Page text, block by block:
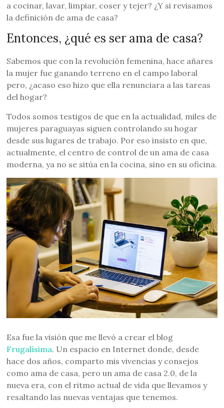
a cocinar, lavar, limpiar, coser y tejer? ¿Y si revisamos
la definición de ama de casa?
Entonces, ¿qué es ser ama de casa?
Sabemos que con la revolución femenina, hace añares
la mujer fue ganando terreno en el campo laboral
pero, ¿acaso eso hizo que ella renunciara a las tareas
del hogar?
Todos somos testigos de que en la actualidad, miles de
mujeres paraguayas siguen controlando su hogar
desde sus lugares de trabajo. Por eso insisto en que,
actualmente, el centro de control de un ama de casa
moderna, ya no se sitúa en la cocina, sino en su oficina.
Esa fue la visión que me llevó a crear el blog
Frugalísima. Un espacio en Internet donde, desde
hace dos años, comparto mis vivencias y consejos
como ama de casa, pero un ama de casa 2.0, de la
nueva era, con el ritmo actual de vida que llevamos y
resaltando las nuevas ventajas que tenemos.